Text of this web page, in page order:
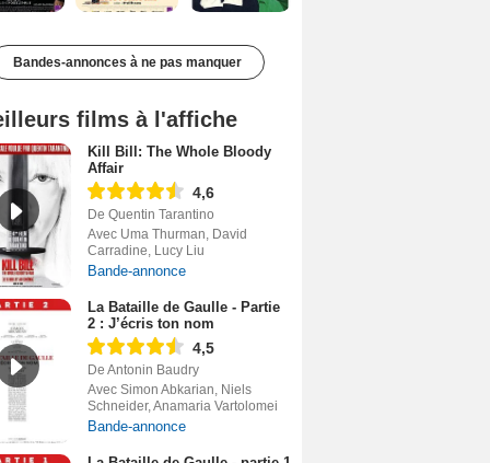
Bandes-annonces à ne pas manquer
films à l'affiche
Kill Bill: The Whole Bloody
Affair
4,6
De Quentin Tarantino
Avec Uma Thurman, David
Carradine, Lucy Liu
Bande-annonce
La Bataille de Gaulle - Partie
2 : J’écris ton nom
4,5
De Antonin Baudry
Avec Simon Abkarian, Niels
Schneider, Anamaria Vartolomei
Bande-annonce